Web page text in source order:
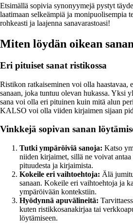
Etsimällä sopivia synonyymejä pystyt
laatimaan selkeämpiä ja monipuolisempia
rohkeasti ja laajenna sanavarastoasi!
Miten löydän oikean
Eri pituiset sanat ristikossa
Ristikon ratkaiseminen voi olla haastavaa,
sanaan, joka tuntuu olevan hukassa. Yksi
sana voi olla eri pituinen kuin mitä alun
KALSO voi olla viiden kirjaimen sijaan
Vinkkejä sopivan sanan
Tutki ympäröiviä sanoja: Katso
niiden kirjaimet, sillä ne voivat antaa
pituudesta ja kirjaimista.
Kokeile eri vaihtoehtoja: Älä
sanaan. Kokeile eri vaihtoehtoja ja
ympäröivään kontekstiin.
Hyödynnä apuvälineitä:
kuten ristikkosanakirjaa tai
löytämiseen.